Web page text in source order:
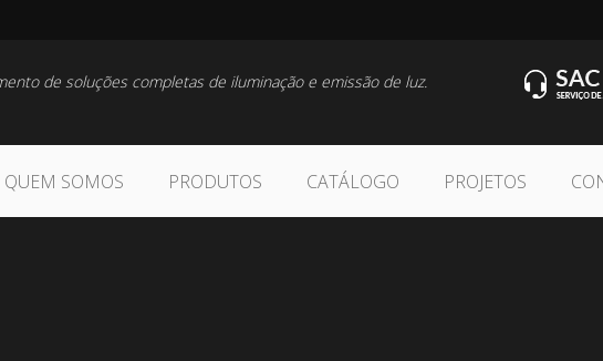
de soluções completas de iluminação e emissão de luz.
QUEM SOMOS PRODUTOS CATÁLOGO PROJETOS